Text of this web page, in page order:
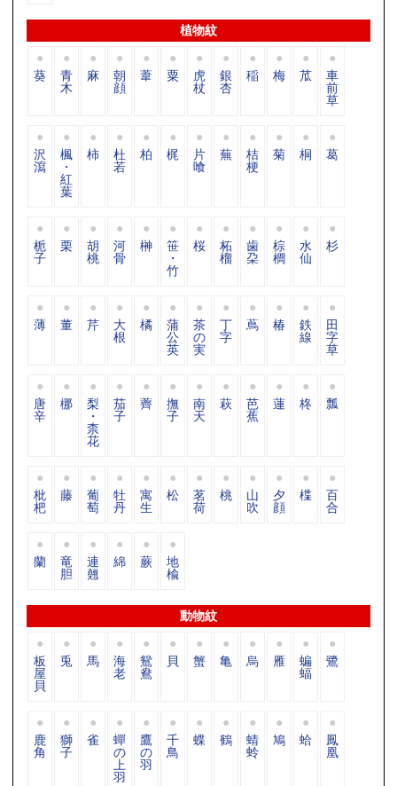
植物紋
葵 青
木
麻 朝
顔
葦 粟 虎
杖
銀
杏
稲 梅 苽 車
前
草
沢
瀉
楓
・
紅
葉
柿 杜
若
柏 梶 片
喰
蕪 桔
梗
菊 桐 葛
栀
子
栗 胡
桃
河
骨
榊 笹
・
竹
桜 柘
榴
歯
朶
棕
櫚
水
仙
杉
薄 董 芹 大
根
橘 蒲
公
英
茶
の
実
丁
字
蔦 椿 鉄
線
田
字
草
唐
辛
梛 梨
・
柰
花
茄
子
薺 撫
子
南
天
萩 芭
蕉
蓮 柊 瓢
枇
杷
藤 葡
萄
牡
丹
寓
生
松 茗
荷
桃 山
吹
夕
顔
楪 百
合
蘭 竜
胆
連
翹
綿 蕨 地
楡
動物紋
板
屋
貝
兎 馬 海
老
鴛
鴦
貝 蟹 亀 烏 雁 蝙
蝠
鷺
鹿
角
獅
子
雀 蟬
の
上
羽
鷹
の
羽
千
鳥
蝶 鶴 蜻
蛉
鳩 蛤 鳳
凰